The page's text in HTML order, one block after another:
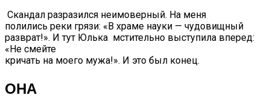
Скандал разразился неимоверный. На меня
полились реки грязи: «В храме науки — чудовищный
разврат!». И тут Юлька мстительно выступила вперед:
«Не смейте
кричать на моего мужа!». И это был конец.
ОНА